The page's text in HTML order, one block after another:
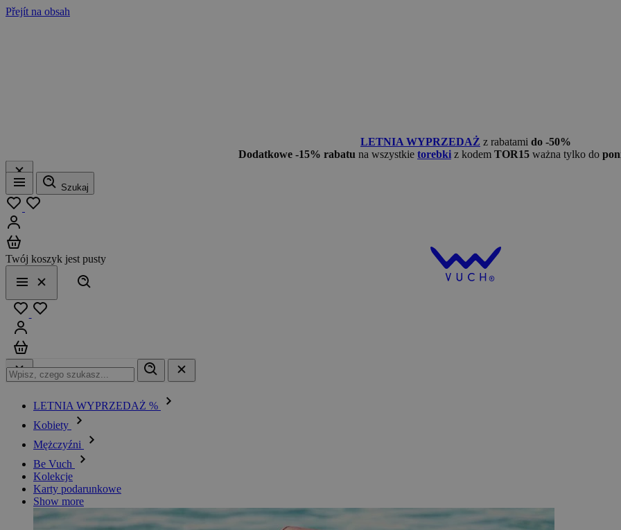
Přejít na obsah
LETNIA WYPRZEDAŻ z rabatami do -50%
Dodatkowe -15% rabatu na wszystkie torebki z kodem TOR15 ważna tylko do
Menu
Szukaj
Twój koszyk jest pusty
Menu
Zamknij
LETNIA WYPRZEDAŻ %
Kobiety
Mężczyźni
Be Vuch
Kolekcje
Karty podarunkowe
Show more